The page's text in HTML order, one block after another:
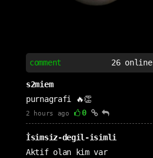
comment 26online
s2miem
purnagrafi 🔥👏
2 hours ago 0
İsimsiz-degil-isimli
Aktif olan kim var